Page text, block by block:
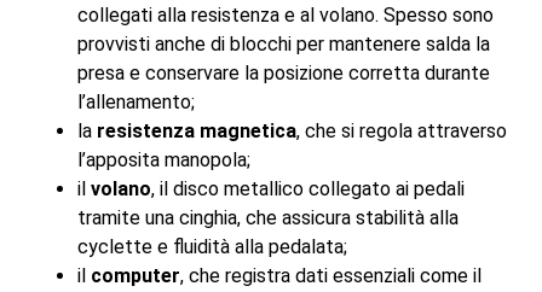
collegati alla resistenza e al volano. Spesso sono
provvisti anche di blocchi per mantenere salda la
presa e conservare la posizione corretta durante
l’allenamento;
la resistenza magnetica, che si regola attraverso
l’apposita manopola;
il volano, il disco metallico collegato ai pedali
tramite una cinghia, che assicura stabilità alla
cyclette e fluidità alla pedalata;
il computer, che registra dati essenziali come il